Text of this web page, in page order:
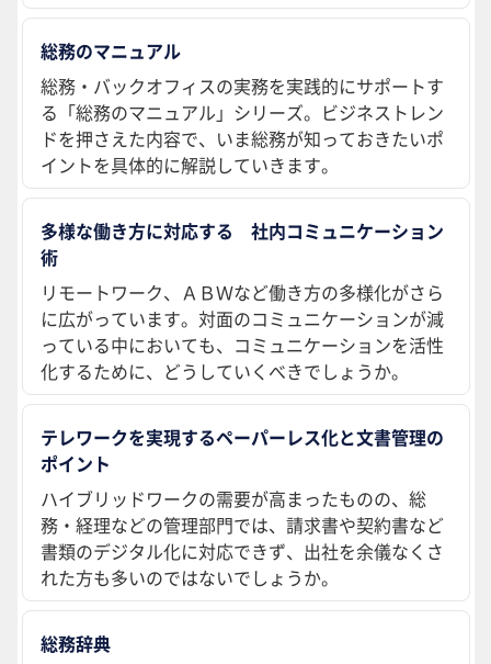
総務のマニュアル
総務・バックオフィスの実務を実践的にサポートす
る「総務のマニュアル」シリーズ。ビジネストレン
ドを押さえた内容で、いま総務が知っておきたいポ
イントを具体的に解説していきます。
多様な働き方に対応する 社内コミュニケーション
術
リモートワーク、ＡＢＷなど働き方の多様化がさら
に広がっています。対面のコミュニケーションが減
っている中においても、コミュニケーションを活性
化するために、どうしていくべきでしょうか。
テレワークを実現するペーパーレス化と文書管理の
ポイント
ハイブリッドワークの需要が高まったものの、総
務・経理などの管理部門では、請求書や契約書など
書類のデジタル化に対応できず、出社を余儀なくさ
れた方も多いのではないでしょうか。
総務辞典